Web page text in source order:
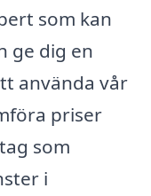
som kan
ge dig en
använda vår
priser
som
i